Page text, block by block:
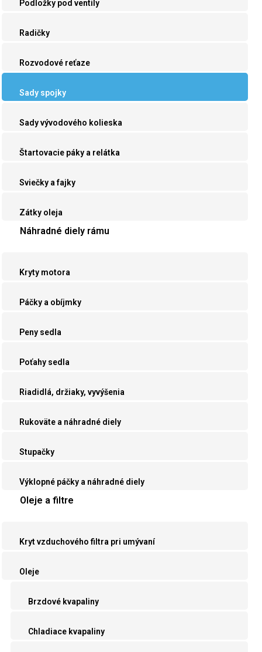
Podložky pod ventily
Radičky
Rozvodové reťaze
Sady spojky
Sady vývodového kolieska
Štartovacie páky a relátka
Sviečky a fajky
Zátky oleja
Náhradné diely rámu
Kryty motora
Páčky a obíjmky
Peny sedla
Poťahy sedla
Riadidlá, držiaky, vyvýšenia
Rukoväte a náhradné diely
Stupačky
Výklopné páčky a náhradné diely
Oleje a filtre
Kryt vzduchového filtra pri umývaní
Oleje
Brzdové kvapaliny
Chladiace kvapaliny